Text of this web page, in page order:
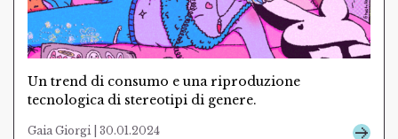
Un trend di consumo e una riproduzione
tecnologica di stereotipi di genere.
Gaia Giorgi | 30.01.2024